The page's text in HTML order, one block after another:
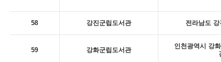
58 강진군립도서관 전라남도
59 강화군립도서관
인천광역시 강